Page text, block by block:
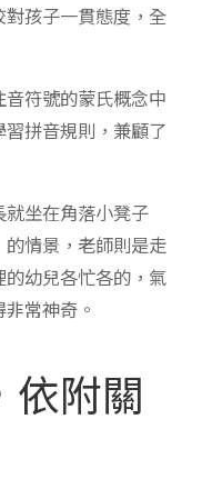
孩子一貫態度，全
符號的蒙氏概念中
拼音規則，兼顧了
坐在角落小凳子
情景，老師則是走
幼兒各忙各的，氣
常神奇。
依附關